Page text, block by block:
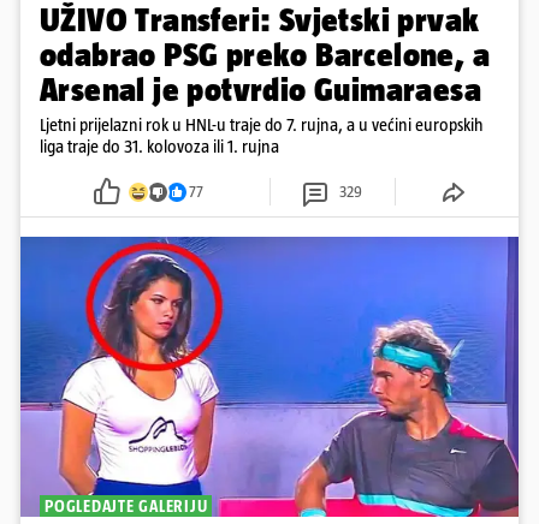
UŽIVO Transferi: Svjetski prvak
odabrao PSG preko Barcelone, a
Arsenal je potvrdio Guimaraesa
Ljetni prijelazni rok u HNL-u traje do 7. rujna, a u većini europskih
liga traje do 31. kolovoza ili 1. rujna
77 329
POGLEDAJTE GALERIJU